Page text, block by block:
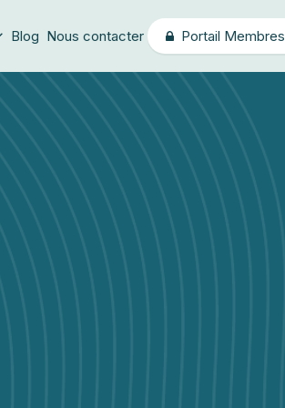
Blog Nous contacter Portail Membres